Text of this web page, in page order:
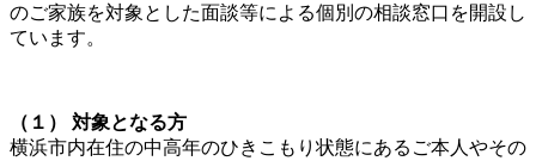
のご家族を対象とした⾯談等による個別の相談窓口を開設し
ています。
（１） 対象となる⽅
横浜市内在住の中⾼年のひきこもり状態にあるご本⼈やその